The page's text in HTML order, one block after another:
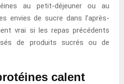
au petit-déjeuner ou au
envies de sucre dans l’après-
vrai si les repas précédents
de produits sucrés ou de
calent